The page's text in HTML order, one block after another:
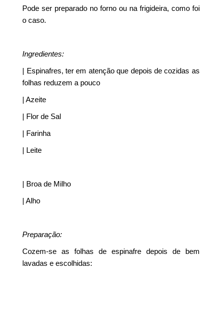
Pode ser preparado no forno ou na frigideira, como foi
o caso.
Ingredientes:
| Espinafres, ter em atenção que depois de cozidas as
folhas reduzem a pouco
| Azeite
| Flor de Sal
| Farinha
| Leite
| Broa de Milho
| Alho
Preparação:
Cozem-se as folhas de espinafre depois de bem
lavadas e escolhidas: